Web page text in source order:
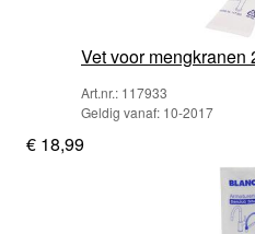
Vet voor
Art.nr.: 117933
Geldig vanaf: 10-2017
€ 18,99